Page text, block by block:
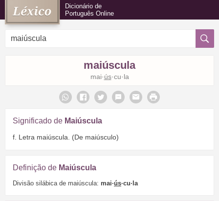
Dicionário de
Português Online
maiúscula
mai·ús·cu·la
Significado de Maiúscula
f. Letra maiúscula. (De maiúsculo)
Definição de Maiúscula
Divisão silábica de maiúscula: mai·ús·cu·la